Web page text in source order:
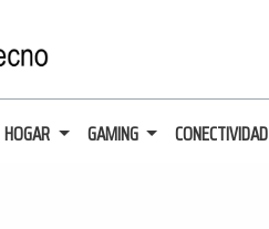
HOGAR GAMING CONECTIVIDAD